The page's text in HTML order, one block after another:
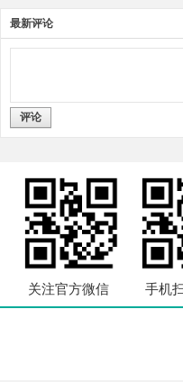
最新评论
评论
关注官方微信 手机